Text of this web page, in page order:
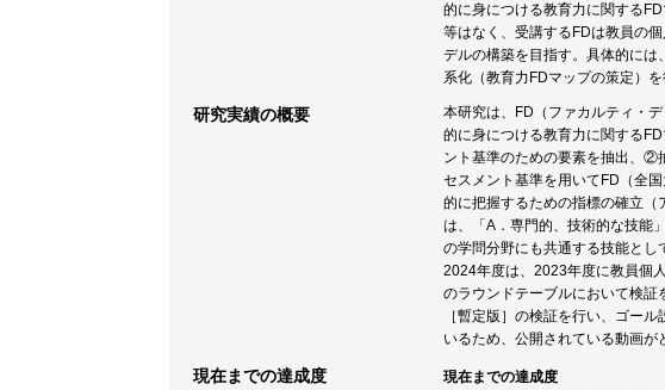
的に身につける教育力に関する
等はなく、受講するFDは教員の
デルの構築を目指す。具体的に
系化（教育力FDマップの策定）を
研究実績の概要
本研究は、FD（ファカルティ・
的に身につける教育力に関する
ント基準のための要素を抽出、②
セスメント基準を用いてFD（全
的に把握するための指標の確立
は、「A．専門的、技術的な技能
の学問分野にも共通する技能とし
2024年度は、2023年度に教員個
のラウンドテーブルにおいて検
［暫定版］の検証を行い、ゴー
いるため、公開されている動画が
現在までの達成度
現在までの達成度